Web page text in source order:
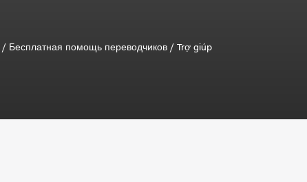
/ Бесплатная помощь переводчиков / Trợ giúp